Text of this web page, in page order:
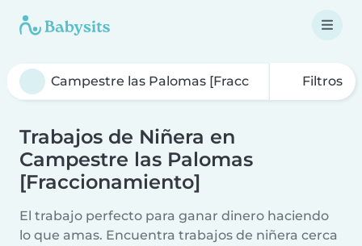
Filtros
Trabajos de Niñera en
Campestre las Palomas
[Fraccionamiento]
El trabajo perfecto para ganar dinero haciendo
lo que amas. Encuentra trabajos de niñera cerca